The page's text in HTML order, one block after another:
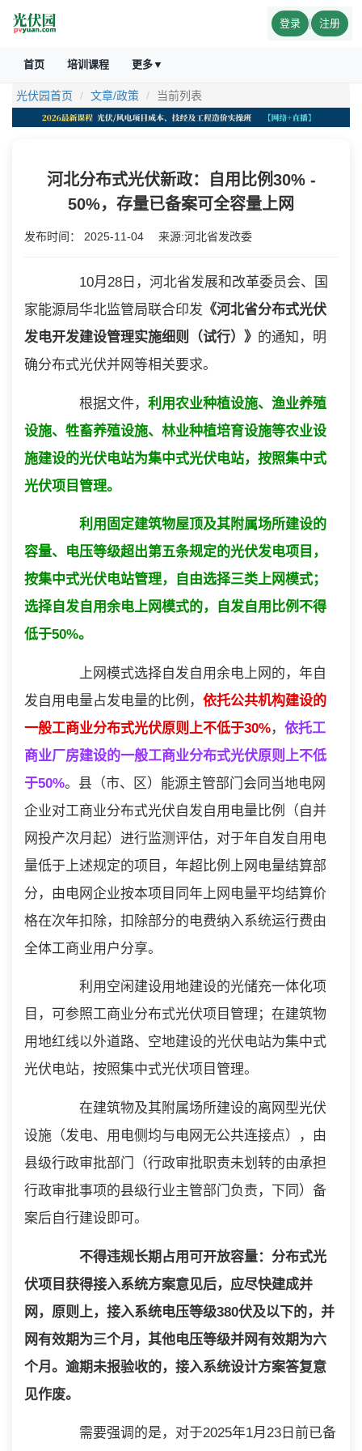
登录 | 注册
首页 培训课程 更多▼
光伏园首页 文章/政策 当前列表
河北分布式光伏新政：自用比例30% -
50%，存量已备案可全容量上网
发布时间： 2025-11-04 来源:河北省发改委
10月28日，河北省发展和改革委员会、国
家能源局华北监管局联合印发 《河北省分布式光伏
发电开发建设管理实施细则（试行）》 的通知，明
确分布式光伏并网等相关要求。
根据文件， 利用农业种植设施、渔业养殖
设施、牲畜养殖设施、林业种植培育设施等农业设
施建设的光伏电站为集中式光伏电站，按照集中式
光伏项目管理。
利用固定建筑物屋顶及其附属场所建设的
容量、电压等级超出第五条规定的光伏发电项目，
按集中式光伏电站管理，自由选择三类上网模式；
选择自发自用余电上网模式的，自发自用比例不得
低于50%。
上网模式选择自发自用余电上网的，年自
发自用电量占发电量的比例， 依托公共机构建设的
一般工商业分布式光伏原则上不低于30%， 依托工
商业厂房建设的一般工商业分布式光伏原则上不低
于50%。县（市、区）能源主管部门会同当地电网
企业对工商业分布式光伏自发自用电量比例（自并
网投产次月起）进行监测评估，对于年自发自用电
量低于上述规定的项目，年超比例上网电量结算部
分，由电网企业按本项目同年上网电量平均结算价
格在次年扣除，扣除部分的电费纳入系统运行费由
全体工商业用户分享。
利用空闲建设用地建设的光储充一体化项
目，可参照工商业分布式光伏项目管理；在建筑物
用地红线以外道路、空地建设的光伏电站为集中式
光伏电站，按照集中式光伏项目管理。
在建筑物及其附属场所建设的离网型光伏
设施（发电、用电侧均与电网无公共连接点），由
县级行政审批部门（行政审批职责未划转的由承担
行政审批事项的县级行业主管部门负责，下同）备
案后自行建设即可。
不得违规长期占用可开放容量：分布式光
伏项目获得接入系统方案意见后，应尽快建成并
网，原则上，接入系统电压等级380伏及以下的，并
网有效期为三个月，其他电压等级并网有效期为六
个月。逾期未报验收的，接入系统设计方案答复意
见作废。
需要强调的是，对于2025年1月23日前已备